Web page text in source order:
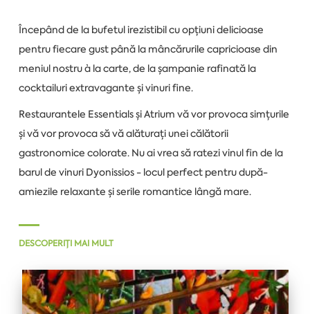
Începând de la bufetul irezistibil cu opțiuni delicioase
pentru fiecare gust până la mâncărurile capricioase din
meniul nostru à la carte, de la șampanie rafinată la
cocktailuri extravagante și vinuri fine.
Restaurantele Essentials și Atrium vă vor provoca simțurile
și vă vor provoca să vă alăturați unei călătorii
gastronomice colorate. Nu ai vrea să ratezi vinul fin de la
barul de vinuri Dyonissios - locul perfect pentru după-
amiezile relaxante și serile romantice lângă mare.
DESCOPERIȚI MAI MULT